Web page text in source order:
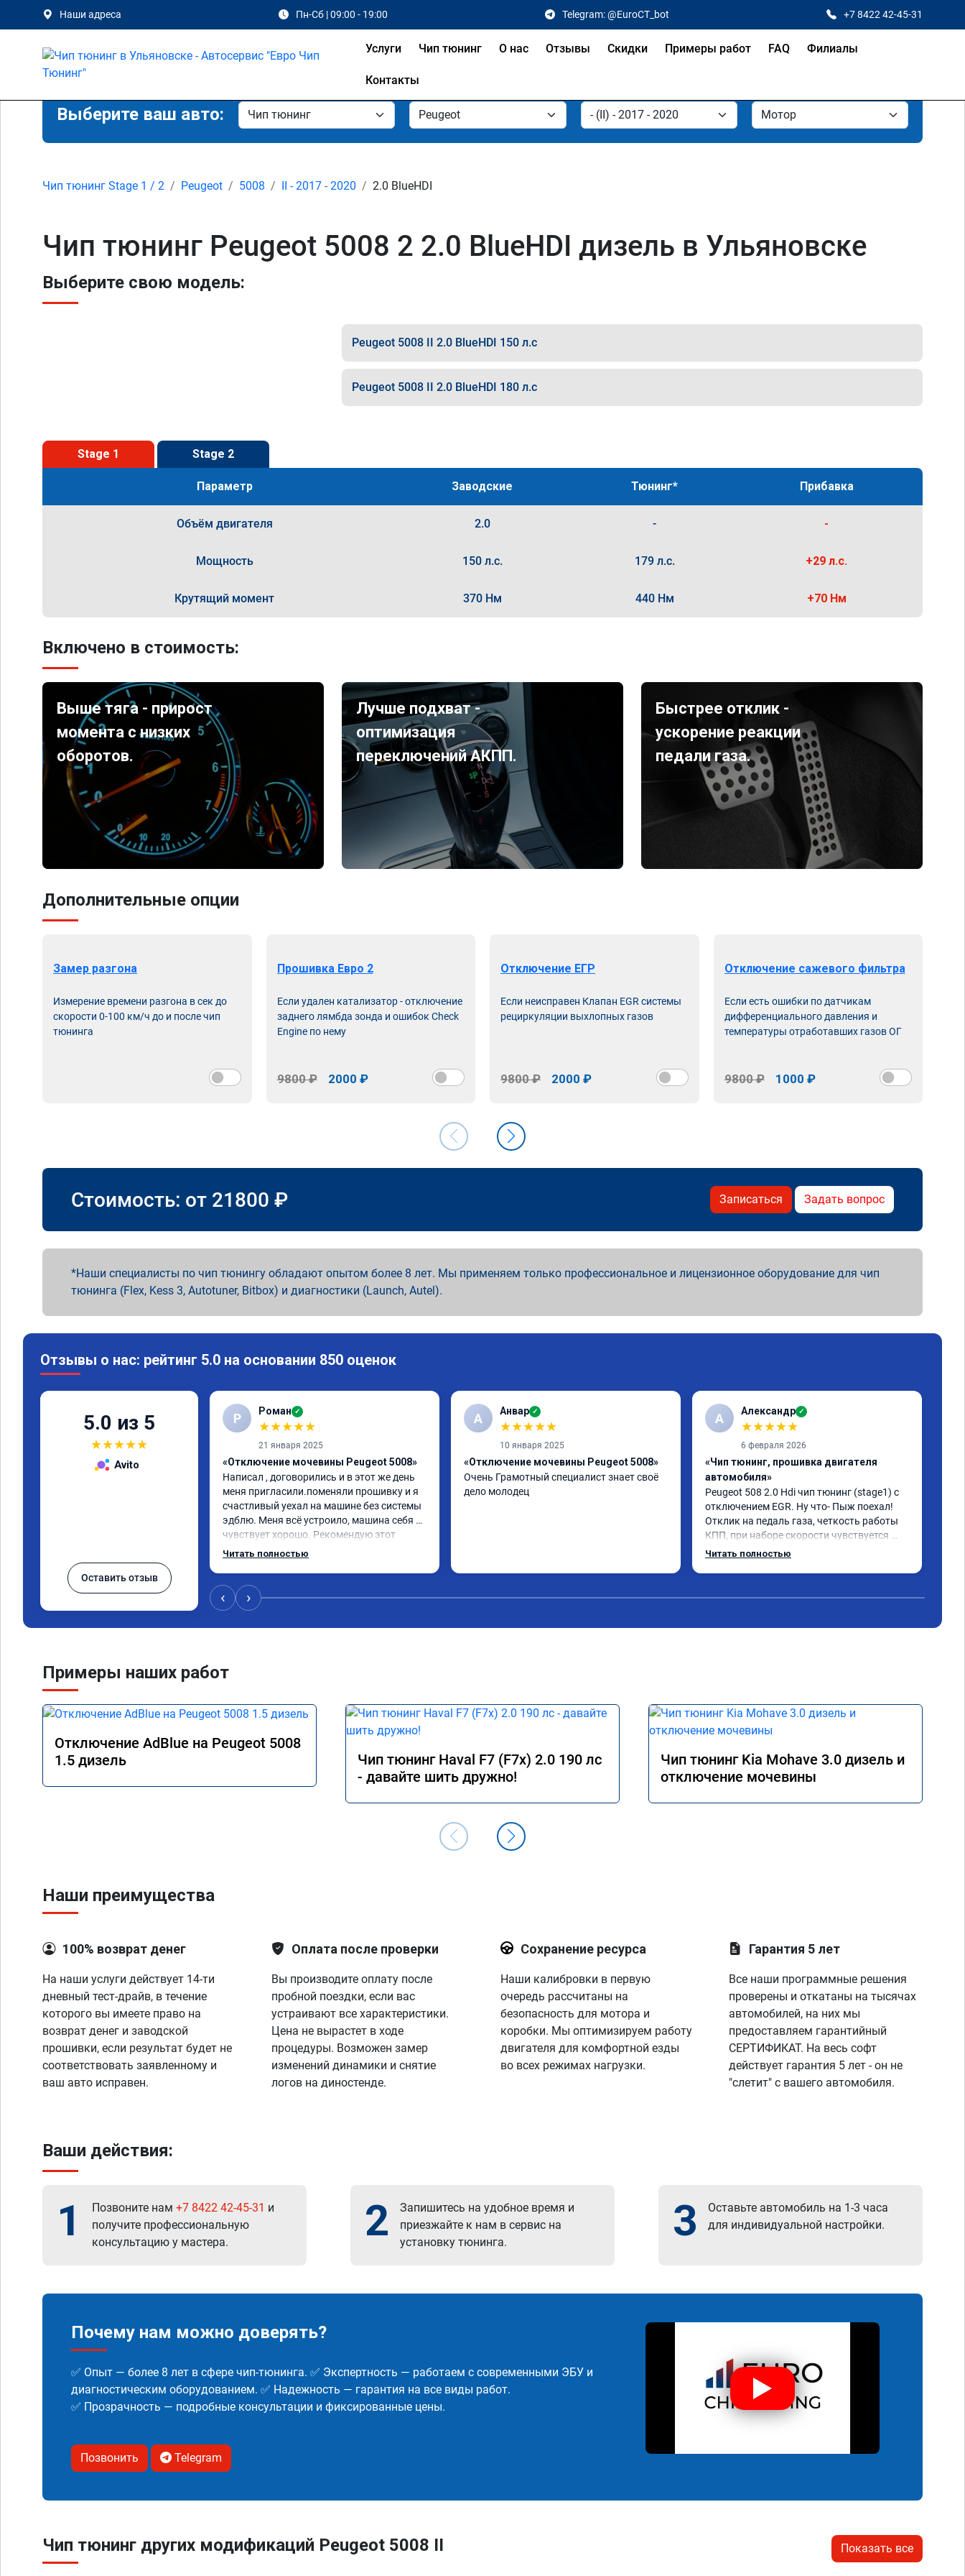
Наши адреса Пн-Сб | 09:00 - 19:00 Telegram: @EuroCT_bot +7 8422 42-45-31
Услуги Чип тюнинг О нас Отзывы Скидки Примеры работ FAQ Филиалы
Контакты
Выберите ваш авто:
Чип тюнинг Stage 1 / 2 Peugeot 5008 II - 2017 - 2020 2.0 BlueHDI
Чип тюнинг Peugeot 5008 2 2.0 BlueHDI дизель в Ульяновске
Выберите свою модель:
Peugeot 5008 II 2.0 BlueHDI 150 л.с
Peugeot 5008 II 2.0 BlueHDI 180 л.с
Stage 1 Stage 2
Параметр Заводские Тюнинг* Прибавка
Объём двигателя 2.0 - -
Мощность 150 л.с. 179 л.с. +29 л.с.
Крутящий момент 370 Нм 440 Нм +70 Нм
Включено в стоимость:
Выше тяга - прирост
момента с низких
оборотов.
Лучше подхват -
оптимизация
переключений АКПП.
Быстрее отклик -
ускорение реакции
педали газа.
Дополнительные опции
Замер разгона
Измерение времени разгона в сек до
скорости 0-100 км/ч до и после чип
тюнинга
Прошивка Евро 2
Если удален катализатор - отключение
заднего лямбда зонда и ошибок Check
Engine по нему
9800 ₽ 2000 ₽
Отключение ЕГР
Если неисправен Клапан EGR системы
рециркуляции выхлопных газов
9800 ₽ 2000 ₽
Отключение сажевого фильтра
Если есть ошибки по датчикам
дифференциального давления и
температуры отработавших газов ОГ
9800 ₽ 1000 ₽
Стоимость: от 21800 ₽ Записаться Задать вопрос
Наши специалисты по чип тюнингу обладают опытом более 8 лет. Мы применяем только профессиональное и лицензионное оборудование для чип
тюнинга (Flex, Kess 3, Autotuner, Bitbox) и диагностики (Launch, Autel).
Отзывы о нас: рейтинг 5.0 на основании 850 оценок
5.0 из 5
★★★★★
Avito
Оставить отзыв
Р Роман ✓
★★★★★
21 января 2025
«Отключение мочевины Peugeot 5008»
Написал , договорились и в этот же день
меня пригласили.поменяли прошивку и я
счастливый уехал на машине без системы
эдблю. Меня всё устроило, машина себя
чувствует хорошо. Рекомендую этот
сервис. 👍
Читать полностью
А Анвар ✓
★★★★★
10 января 2025
«Отключение мочевины Peugeot 5008»
Очень Грамотный специалист знает своё
дело молодец
А Александр ✓
★★★★★
6 февраля 2026
«Чип тюнинг, прошивка двигателя
автомобиля»
Peugeot 508 2.0 Hdi чип тюнинг (stage1) с
отключением EGR. Ну что- Пыж поехал!
Отклик на педаль газа, четкость работы
КПП, при наборе скорости чувствуется
солидный запас мощности. Ребята
Читать полностью
‹ ›
Примеры наших работ
Отключение AdBlue на Peugeot 5008
1.5 дизель
Чип тюнинг Haval F7 (F7x) 2.0 190 лс
- давайте шить дружно!
Чип тюнинг Kia Mohave 3.0 дизель и
отключение мочевины
Наши преимущества
100% возврат денег
На наши услуги действует 14-ти
дневный тест-драйв, в течение
которого вы имеете право на
возврат денег и заводской
прошивки, если результат будет не
соответствовать заявленному и
ваш авто исправен.
Оплата после проверки
Вы производите оплату после
пробной поездки, если вас
устраивают все характеристики.
Цена не вырастет в ходе
процедуры. Возможен замер
изменений динамики и снятие
логов на диностенде.
Сохранение ресурса
Наши калибровки в первую
очередь рассчитаны на
безопасность для мотора и
коробки. Мы оптимизируем работу
двигателя для комфортной езды
во всех режимах нагрузки.
Гарантия 5 лет
Все наши программные решения
проверены и откатаны на тысячах
автомобилей, на них мы
предоставляем гарантийный
СЕРТИФИКАТ. На весь софт
действует гарантия 5 лет - он не
"слетит" с вашего автомобиля.
Ваши действия:
1 Позвоните нам +7 8422 42-45-31 и
получите профессиональную
консультацию у мастера.
2
Запишитесь на удобное время и
приезжайте к нам в сервис на
установку тюнинга.
3
Оставьте автомобиль на 1-3 часа
для индивидуальной настройки.
Почему нам можно доверять?
✅ Опыт — более 8 лет в сфере чип-тюнинга. ✅ Экспертность — работаем с современными ЭБУ и
диагностическим оборудованием. ✅ Надежность — гарантия на все виды работ.
✅ Прозрачность — подробные консультации и фиксированные цены.
Позвонить Telegram
Чип тюнинг других модификаций Peugeot 5008 II Показать все